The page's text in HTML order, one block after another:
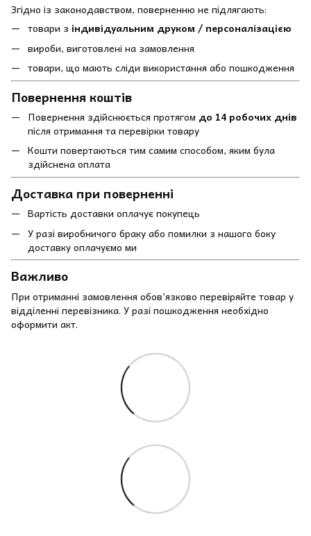
Згідно із законодавством, поверненню не підлягають:
товари з індивідуальним друком / персоналізацією
вироби, виготовлені на замовлення
товари, що мають сліди використання або пошкодження
Повернення коштів
Повернення здійснюється протягом до 14 робочих днів
після отримання та перевірки товару
Кошти повертаються тим самим способом, яким була
здійснена оплата
Доставка при поверненні
Вартість доставки оплачує покупець
У разі виробничого браку або помилки з нашого боку
доставку оплачуємо ми
Важливо
При отриманні замовлення обов’язково перевіряйте товар у
відділенні перевізника. У разі пошкодження необхідно
оформити акт.